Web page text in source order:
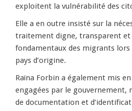
exploitent la vulnérabilité des
Elle a en outre insisté sur la
traitement digne, transparent et
fondamentaux des migrants
pays d’origine.
Raïna Forbin a également mis
engagées par le
de documentation et